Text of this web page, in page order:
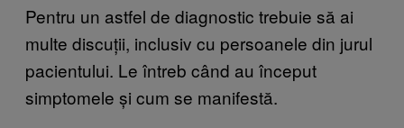
Pentru un astfel de diagnostic trebuie să ai
multe discuții, inclusiv cu persoanele din jurul
pacientului. Le întreb când au început
simptomele și cum se manifestă.